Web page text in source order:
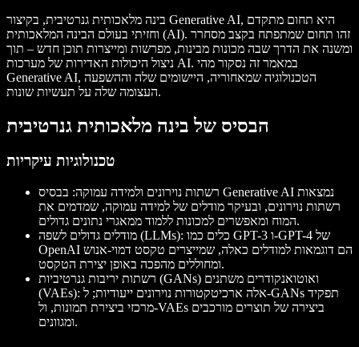
בינה מלאכותית גנרטיבית, בקיצור Generative AI, היא תחום מתקדם
וחזיתי בעולם הבינה המלאכותית (AI). זהו תחום שמתפתח בקצב מסחרר
ומשנה את הדרך שבה מכונות מבינות, מפרשות ומייצרות תוכן חדש – תוך
ניצול היכולות האדירות של מערכות AI. במאמר זה נסקור מהי
Generative AI, הטכנולוגיה שמאחוריה, היישומים שלה וההשפעה
העצומה שלה על תעשיות שונות.
הבסיס של בינה מלאכותית גנרטיבית
טכנולוגיות עיקריות
רשתות נוירונים ולמידה עמוקה: בבסיס Generative AI נמצאות
רשתות נוירונים, ובעיקר מודלים של למידה עמוקה, שמדמים את
המוח ומאפשרים למכונות ללמוד ממאגרי נתונים גדולים.
מודלים גדולים לשפה (LLMs): כלים כמו GPT-3 ו-GPT-4 של
OpenAI הם דוגמאות למודלים כאלה, שמייצרים טקסט דמוי-אנוש
ומחוללים מהפכה באופן יצירת הטקסט.
רשתות יריבות גנרטיביות (GANs) ואוטואנקודרים משתנים
(VAEs): אלה ארכיטקטורות נוירונים ייעודיות; ל-GANs תפקיד
מרכזי ביצירת תמונות, ול-VAEs ביצירה של תוצרים מורכבים
ומגוונים.